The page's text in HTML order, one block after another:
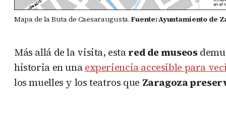
Mapa de la Ruta de Caesaraugusta. Fuente: Ayuntamiento de
Más allá de la visita, estared de museos
historia en unaexperiencia accesible para
los muelles y los teatros que Zaragoza